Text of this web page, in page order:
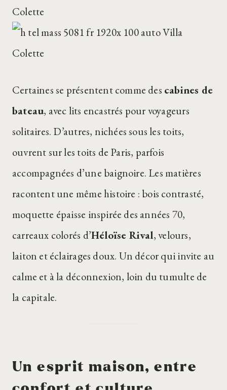
Certaines se présentent comme des cabines de
bateau, avec lits encastrés pour voyageurs
solitaires. D’autres, nichées sous les toits,
ouvrent sur les toits de Paris, parfois
accompagnées d’une baignoire. Les matières
racontent une même histoire : bois contrasté,
moquette épaisse inspirée des années 70,
carreaux colorés d’Héloïse Rival, velours,
laiton et éclairages doux. Un décor qui invite au
calme et à la déconnexion, loin du tumulte de
la capitale.
Un esprit maison, entre